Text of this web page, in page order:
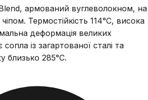
армований вуглеволокном, на
Термостійкість 114°C, висока
деформація великих
із загартованої сталі та
близько 285°C.